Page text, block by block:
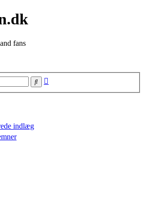
fans
Søg
indlæg